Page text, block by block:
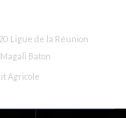
Ligue de la Réunion
Magali Baton
Agricole